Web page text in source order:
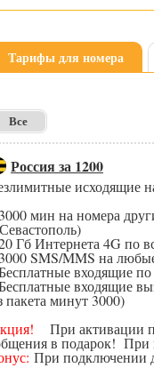
Тарифы для номера
Все
Россия за 1200
исходящие
мин на номера
Гб Интернета 4G по
SMS/MMS на
входящие
входящие
пакета минут 3000)
При активации
в подарок! При
При подключении